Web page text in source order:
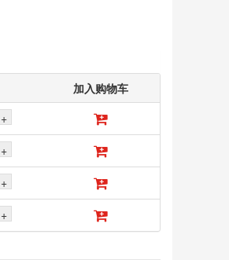
加入购物车
+
+
+
+